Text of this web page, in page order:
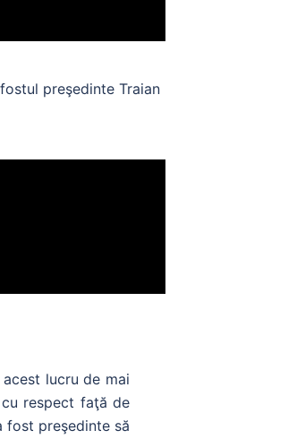
preşedinte Traian
lucru de mai
respect faţă de
fost preşedinte să